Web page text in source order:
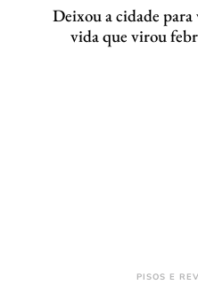
Deixou a cidade
vida que virou
PISOS E